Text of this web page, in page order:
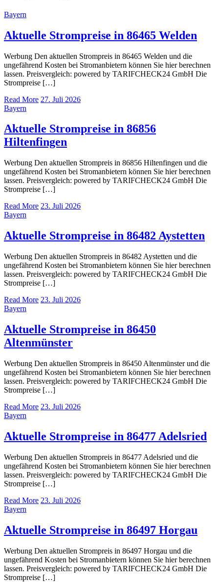
Bayern
Aktuelle Strompreise in 86465 Welden
Werbung Den aktuellen Strompreis in 86465 Welden und die
ungefährend Kosten bei Stromanbietern können Sie hier berechnen
lassen. Preisvergleich: powered by TARIFCHECK24 GmbH Die
Strompreise […]
Read More 27. Juli 2026
Bayern
Aktuelle Strompreise in 86856
Hiltenfingen
Werbung Den aktuellen Strompreis in 86856 Hiltenfingen und die
ungefährend Kosten bei Stromanbietern können Sie hier berechnen
lassen. Preisvergleich: powered by TARIFCHECK24 GmbH Die
Strompreise […]
Read More 23. Juli 2026
Bayern
Aktuelle Strompreise in 86482 Aystetten
Werbung Den aktuellen Strompreis in 86482 Aystetten und die
ungefährend Kosten bei Stromanbietern können Sie hier berechnen
lassen. Preisvergleich: powered by TARIFCHECK24 GmbH Die
Strompreise […]
Read More 23. Juli 2026
Bayern
Aktuelle Strompreise in 86450
Altenmünster
Werbung Den aktuellen Strompreis in 86450 Altenmünster und die
ungefährend Kosten bei Stromanbietern können Sie hier berechnen
lassen. Preisvergleich: powered by TARIFCHECK24 GmbH Die
Strompreise […]
Read More 23. Juli 2026
Bayern
Aktuelle Strompreise in 86477 Adelsried
Werbung Den aktuellen Strompreis in 86477 Adelsried und die
ungefährend Kosten bei Stromanbietern können Sie hier berechnen
lassen. Preisvergleich: powered by TARIFCHECK24 GmbH Die
Strompreise […]
Read More 23. Juli 2026
Bayern
Aktuelle Strompreise in 86497 Horgau
Werbung Den aktuellen Strompreis in 86497 Horgau und die
ungefährend Kosten bei Stromanbietern können Sie hier berechnen
lassen. Preisvergleich: powered by TARIFCHECK24 GmbH Die
Strompreise […]